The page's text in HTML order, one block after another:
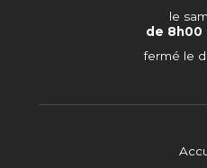
le
de 8h00
fermé le